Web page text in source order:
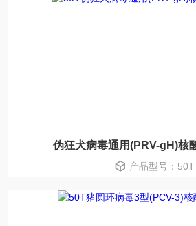
伪狂犬病毒通用(PRV-gH)核
产品型号：50T